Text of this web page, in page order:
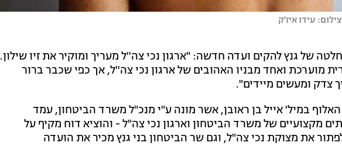
עידו איז'ק
של גנץ להקים ועדה חדשה: "ארגון נכי צה''ל מעריך ומוקיר את זיו שילון.
מוערכת ואחד מבניו האהובים של ארגון נכי צה''ל, אך כפי שכבר ברור
צדק ומעשים מיידים".
במיל' אייל בן ראובן, אשר מונה ע"י מנכ"ל משרד הביטחון, עמד
מקצועיים של משרד הביטחון וארגון נכי צה"ל - והוציא דוח מקיף על
את מצוקת נכי צה"ל, וגם שר הביטחון בני גנץ מכיר את הועדה